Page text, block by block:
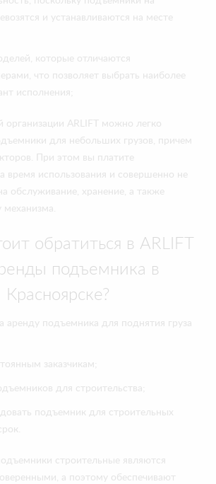
и устанавливаются на месте
которые отличаются
что позволяет выбрать наиболее
исполнения;
организации ARLIFT можно легко
для небольших грузов, причем
При этом вы платите
время использования и совершенно не
обслуживание, хранение, а также
механизма.
обратиться в ARLIFT
подъемника в
Красноярске?
аренду подъемника для поднятия груза
заказчикам;
для строительства;
подъемник для строительных
строительные являются
а поэтому обеспечивают